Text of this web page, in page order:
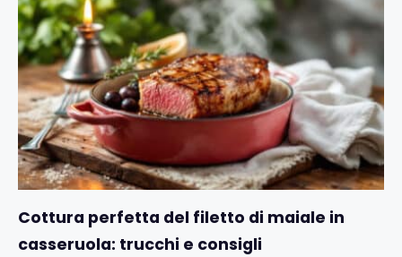
Cottura perfetta del filetto di maiale in
casseruola: trucchi e consigli